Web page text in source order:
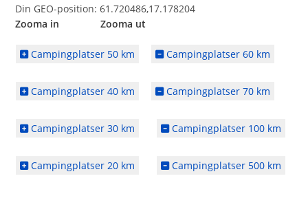
Din GEO-position: 61.720486,17.178204
Zooma in Zooma ut
Campingplatser 50 km Campingplatser 60 km
Campingplatser 40 km Campingplatser 70 km
Campingplatser 30 km Campingplatser 100 km
Campingplatser 20 km Campingplatser 500 km